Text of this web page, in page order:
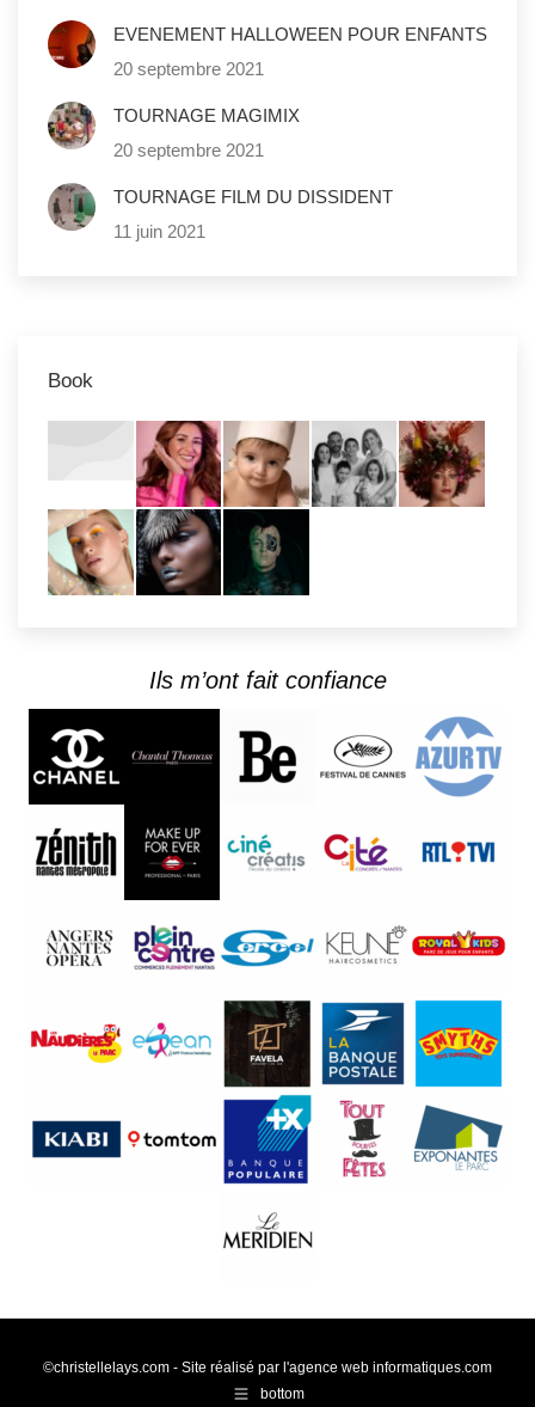
EVENEMENT HALLOWEEN POUR ENFANTS
20 septembre 2021
TOURNAGE MAGIMIX
20 septembre 2021
TOURNAGE FILM DU DISSIDENT
11 juin 2021
Book
Ils m’ont fait confiance
©christellelays.com - Site réalisé par l'agence web informatiques.com
bottom